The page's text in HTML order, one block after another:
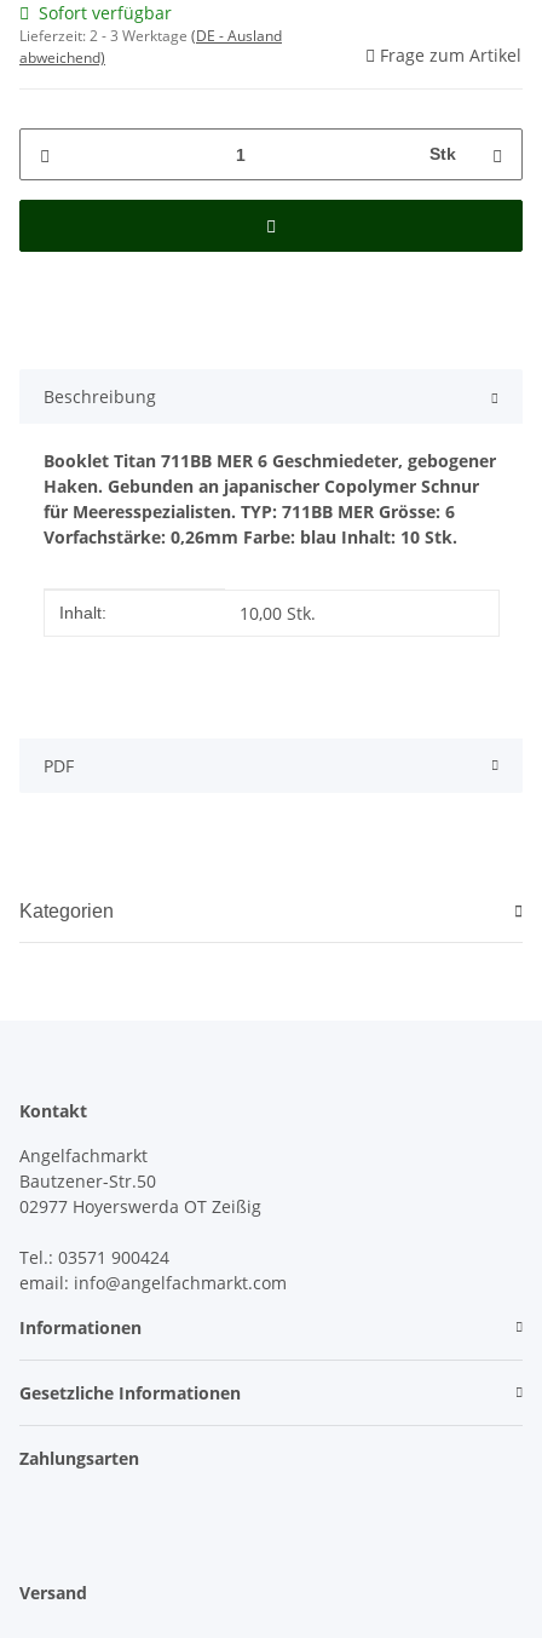
Sofort verfügbar
Lieferzeit:2 - 3 Werktage (DE - Ausland
abweichend)
Frage zum Artikel
Stk
Beschreibung
Booklet Titan 711BB MER 6 Geschmiedeter, gebogener
Haken. Gebunden an japanischer Copolymer Schnur
für Meeresspezialisten. TYP: 711BB MER Grösse: 6
Vorfachstärke: 0,26mm Farbe: blau Inhalt: 10 Stk.
Produkteigenschaft
Wert
Inhalt: 10,00 Stk.
PDF
Kategorien
Kontakt
Angelfachmarkt
Bautzener-Str.50
02977 Hoyerswerda OT Zeißig
Tel.: 03571 900424
email: info@angelfachmarkt.com
Informationen
Gesetzliche Informationen
Zahlungsarten
Versand